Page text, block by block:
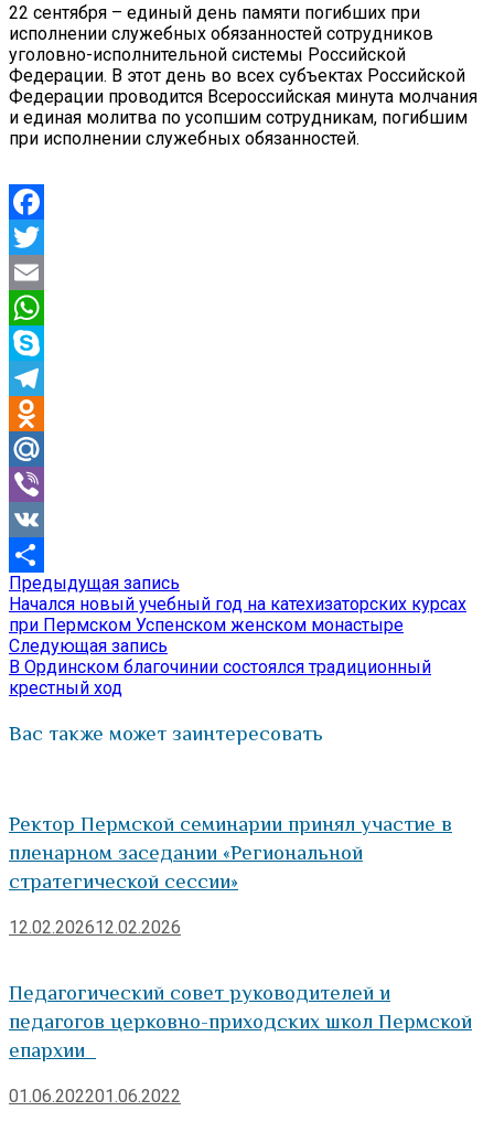
22 сентября – единый день памяти погибших при
исполнении служебных обязанностей сотрудников
уголовно-исполнительной системы Российской
Федерации. В этот день во всех субъектах Российской
Федерации проводится Всероссийская минута молчания
и единая молитва по усопшим сотрудникам, погибшим
при исполнении служебных обязанностей.
Facebook
Twitter
Email
WhatsApp
Skype
Telegram
Odnoklassniki
Mail.Ru
Viber
VK
Отправить
Навигация
по
записям
Предыдущая запись
запись:
Начался новый учебный год на катехизаторских курсах
при Пермском Успенском женском монастыре
Следующая запись
запись:
В Ординском благочинии состоялся традиционный
крестный ход
Вас также может заинтересовать
Ректор Пермской семинарии принял участие в
пленарном заседании «Региональной
стратегической сессии»
12.02.202612.02.2026
Педагогический совет руководителей и
педагогов церковно-приходских школ Пермской
епархии
01.06.202201.06.2022